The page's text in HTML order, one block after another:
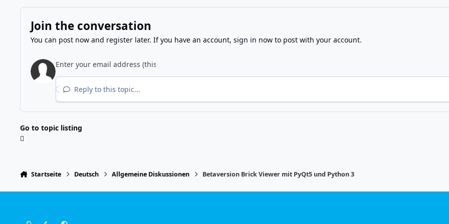
Join the conversation
You can post now and register later. If you have an account, sign in nowto post with your account.
Reply to this topic...
Go to topic listing
Startseite Deutsch Allgemeine Diskussionen Betaversion Brick Viewer mit PyQt5 und Python 3
Light ModeDark ModeSystem Preference